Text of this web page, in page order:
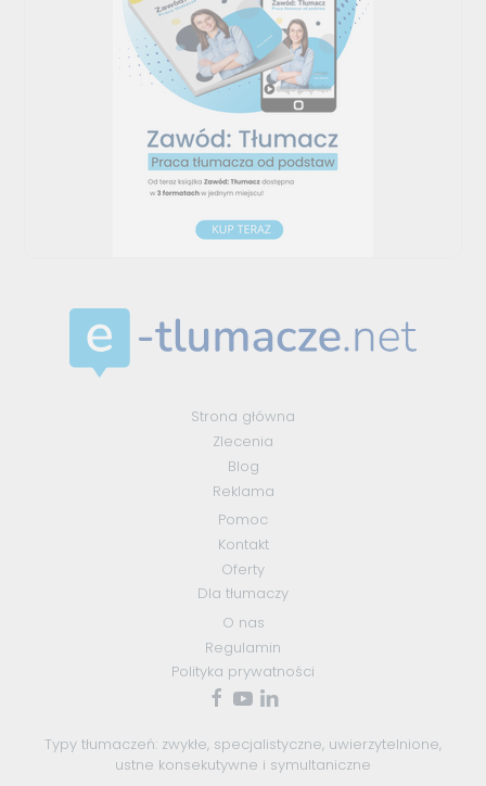
Strona główna
Zlecenia
Blog
Reklama
Pomoc
Kontakt
Oferty
Dla tłumaczy
O nas
Regulamin
Polityka prywatności
Typy tłumaczeń: zwykłe, specjalistyczne, uwierzytelnione,
ustne konsekutywne i symultaniczne